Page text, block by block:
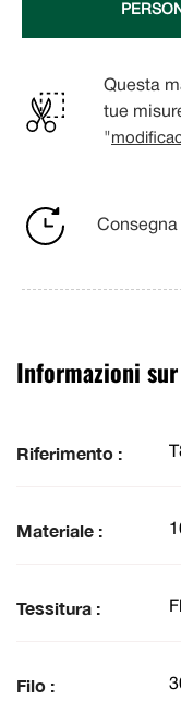
Questa
tue
"
Informazioni
Riferimento :
Materiale :
Tessitura :
Filo :